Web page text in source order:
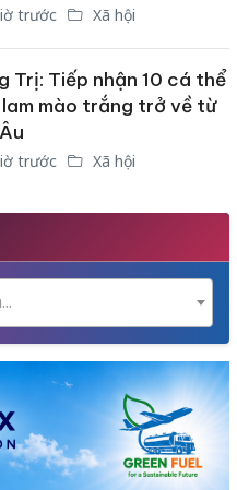
trước Xã hội
Trị: Tiếp nhận 10 cá thể
mào trắng trở về từ
trước Xã hội